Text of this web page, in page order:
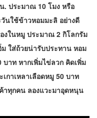
. ประมาณ 10 โมง หรือ
นใช้ข้าวหอมมะลิ อย่างดี
งในหมู ประมาณ 2 กิโลกรัม
ใส่ถ้วยน่ารับประทาน หอม
บาท หากเพิ่มไข่ลวก คิดเพิ่ม
กาเหลาเลือดหมู 50 บาท
าทุกคน ลองแวะมาอุดหนุน